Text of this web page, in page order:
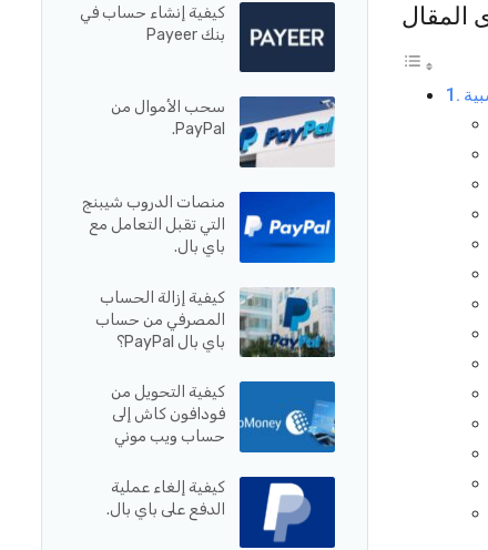
المقال
كيفية إنشاء حساب في
بنك Payeer
سحب الأموال من
PayPal.
منصات الدروب شيبنج
التي تقبل التعامل مع
باي بال.
كيفية إزالة الحساب
المصرفي من حساب
باي بال PayPal؟
كيفية التحويل من
فودافون كاش إلى
حساب ويب موني
كيفية إلغاء عملية
الدفع على باي بال.